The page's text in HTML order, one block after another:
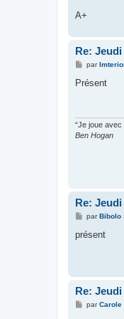
A+
Re:
M
s
par
Présent
“Je joue
Ben Hogan
Re:
M
s
parBibolo
présent
Re:
MparCarole